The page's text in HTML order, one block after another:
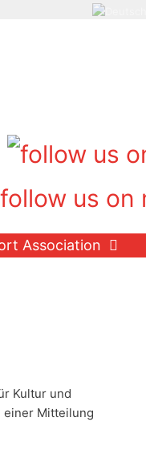
Association
Kultur und
einer Mitteilung